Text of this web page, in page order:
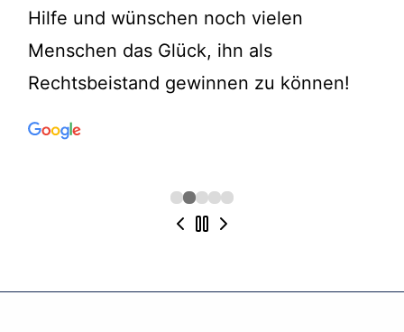
Hilfe und wünschen noch vielen
Menschen das Glück, ihn als
Rechtsbeistand gewinnen zu können!